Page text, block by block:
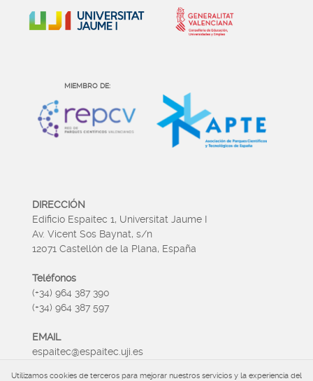
MIEMBRO DE:
DIRECCIÓN
Edificio Espaitec 1, Universitat Jaume I
Av. Vicent Sos Baynat, s/n
12071 Castellón de la Plana, España
Teléfonos
(+34) 964 387 390
(+34) 964 387 597
EMAIL
espaitec@espaitec.uji.es
Utilizamos cookies de terceros para mejorar nuestros servicios y la experiencia del